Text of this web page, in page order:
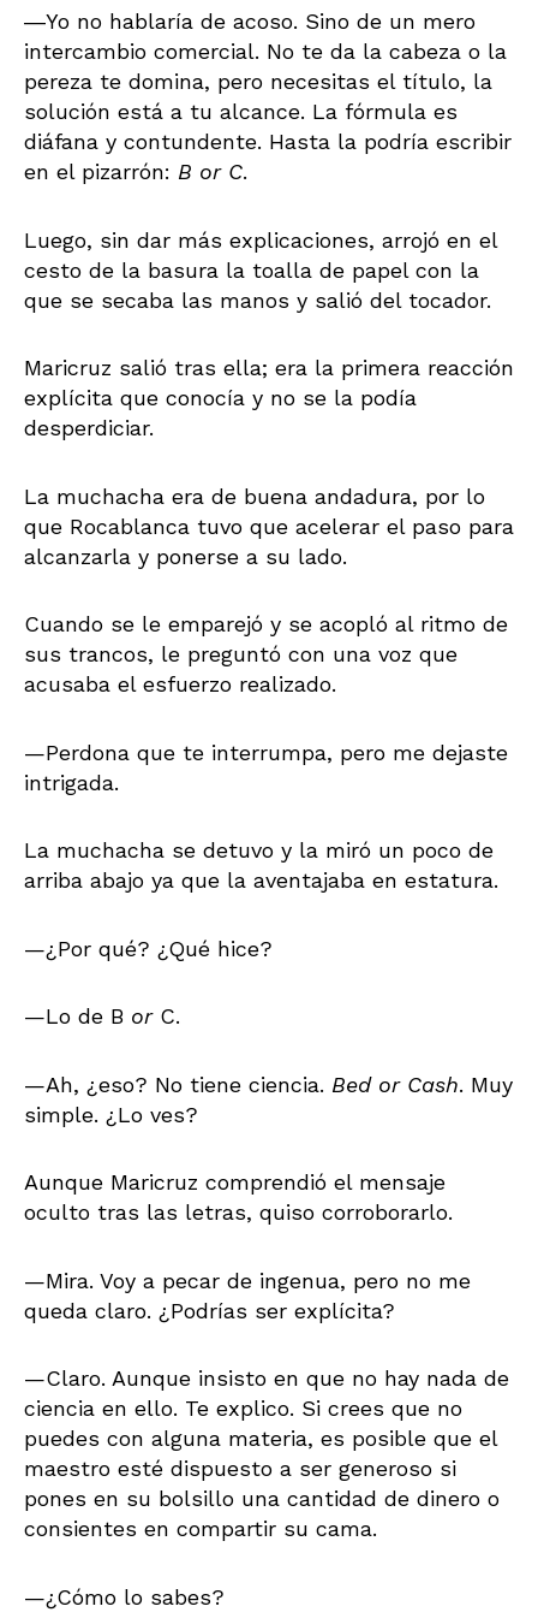
―Yo no hablaría de acoso. Sino de un mero
intercambio comercial. No te da la cabeza o la
pereza te domina, pero necesitas el título, la
solución está a tu alcance. La fórmula es
diáfana y contundente. Hasta la podría escribir
en el pizarrón: B or C.
Luego, sin dar más explicaciones, arrojó en el
cesto de la basura la toalla de papel con la
que se secaba las manos y salió del tocador.
Maricruz salió tras ella; era la primera reacción
explícita que conocía y no se la podía
desperdiciar.
La muchacha era de buena andadura, por lo
que Rocablanca tuvo que acelerar el paso para
alcanzarla y ponerse a su lado.
Cuando se le emparejó y se acopló al ritmo de
sus trancos, le preguntó con una voz que
acusaba el esfuerzo realizado.
—Perdona que te interrumpa, pero me dejaste
intrigada.
La muchacha se detuvo y la miró un poco de
arriba abajo ya que la aventajaba en estatura.
—¿Por qué? ¿Qué hice?
—Lo de B orC.
—Ah, ¿eso? No tiene ciencia. Bed or Cash. Muy
simple. ¿Lo ves?
Aunque Maricruz comprendió el mensaje
oculto tras las letras, quiso corroborarlo.
—Mira. Voy a pecar de ingenua, pero no me
queda claro. ¿Podrías ser explícita?
—Claro. Aunque insisto en que no hay nada de
ciencia en ello. Te explico. Si crees que no
puedes con alguna materia, es posible que el
maestro esté dispuesto a ser generoso si
pones en su bolsillo una cantidad de dinero o
consientes en compartir su cama.
—¿Cómo lo sabes?